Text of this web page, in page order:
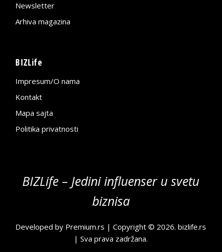
Newsletter
Arhiva magazina
BIZLife
Impresum/O nama
Kontakt
Mapa sajta
Politika privatnosti
BIZLife – Jedini influenser u svetu
biznisa
Developed by Premium.rs | Copyright © 2026.bizlife.rs
| Sva prava zadržana.